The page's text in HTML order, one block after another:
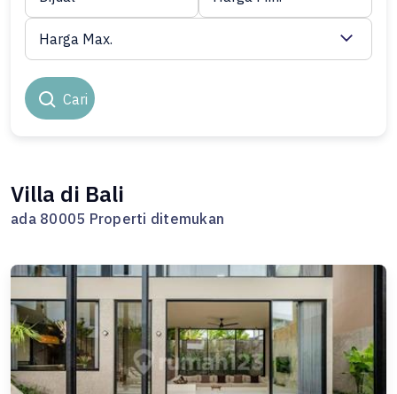
Cari
Harga Max.
Villa di Bali
ada 80005 Properti ditemukan